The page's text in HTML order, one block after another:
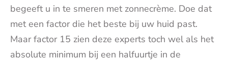
begeeft u in te smeren met zonnecrème. Doe dat
met een factor die het beste bij uw huid past.
Maar factor 15 zien deze experts toch wel als het
absolute minimum bij een halfuurtje in de